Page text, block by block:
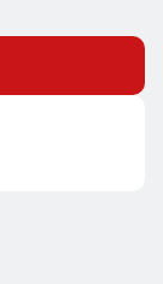
Kleinen Preis: Lidl